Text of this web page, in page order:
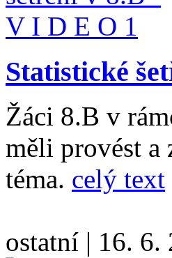
Statistické
Žáci 8.B v
měli provést a
téma. celý text
ostatní | 16. 6.